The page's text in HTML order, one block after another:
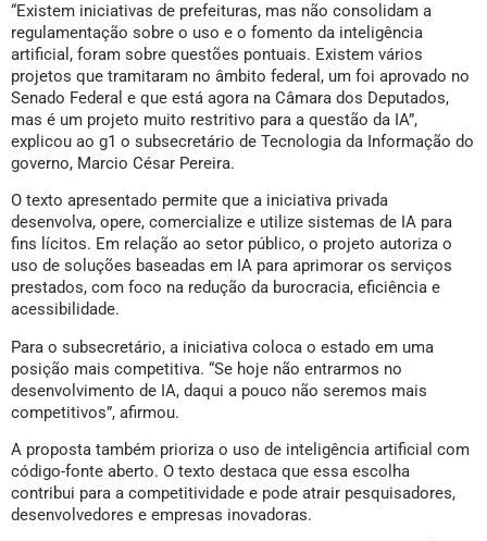
“Existem iniciativas de prefeituras, mas não consolidam a
regulamentação sobre o uso e o fomento da inteligência
artificial, foram sobre questões pontuais. Existem vários
projetos que tramitaram no âmbito federal, um foi aprovado no
Senado Federal e que está agora na Câmara dos Deputados,
mas é um projeto muito restritivo para a questão da IA”,
explicou ao g1 o subsecretário de Tecnologia da Informação do
governo, Marcio César Pereira.
O texto apresentado permite que a iniciativa privada
desenvolva, opere, comercialize e utilize sistemas de IA para
fins lícitos. Em relação ao setor público, o projeto autoriza o
uso de soluções baseadas em IA para aprimorar os serviços
prestados, com foco na redução da burocracia, eficiência e
acessibilidade.
Para o subsecretário, a iniciativa coloca o estado em uma
posição mais competitiva. “Se hoje não entrarmos no
desenvolvimento de IA, daqui a pouco não seremos mais
competitivos”, afirmou.
A proposta também prioriza o uso de inteligência artificial com
código-fonte aberto. O texto destaca que essa escolha
contribui para a competitividade e pode atrair pesquisadores,
desenvolvedores e empresas inovadoras.